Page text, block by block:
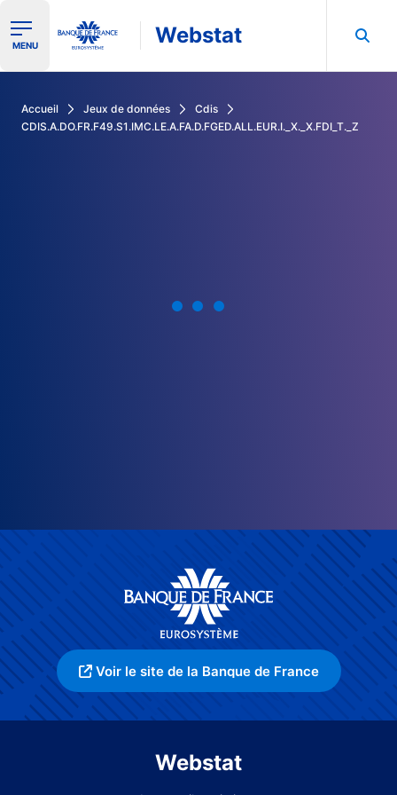
Ouvrir le menu de navigation
MENU Webstat
Accueil Jeux de données
Cdis
CDIS.A.DO.FR.F49.S1.IMC.LE.A.FA.D.FGED.ALL.EUR.I._X._X.FDI_T._Z
Voir le site de la Banque de France
Webstat